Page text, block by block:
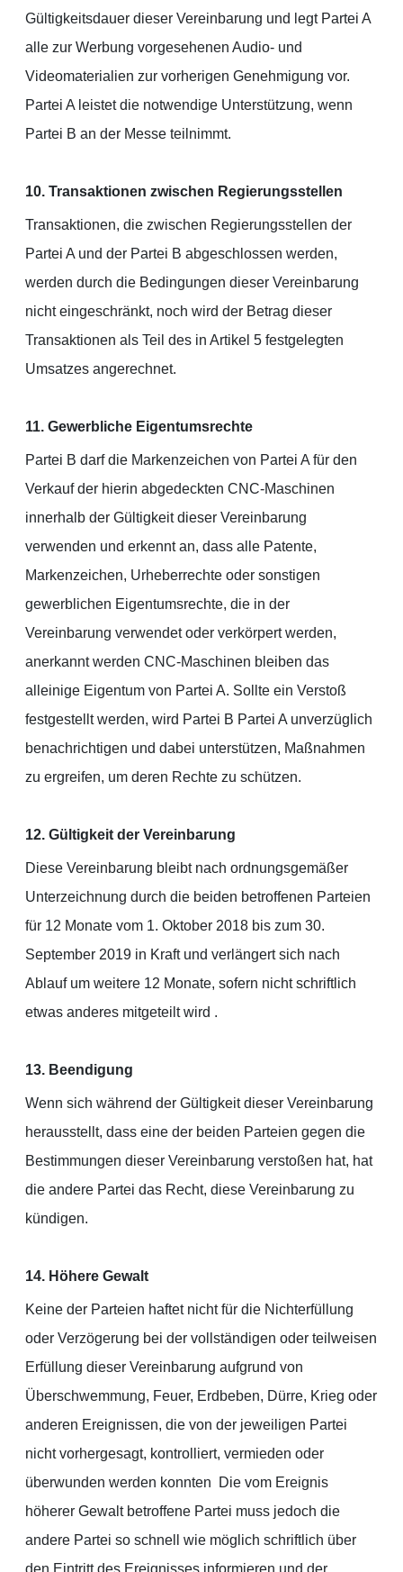
Gültigkeitsdauer dieser Vereinbarung und legt Partei A
alle zur Werbung vorgesehenen Audio- und
Videomaterialien zur vorherigen Genehmigung vor.
Partei A leistet die notwendige Unterstützung, wenn
Partei B an der Messe teilnimmt.
10. Transaktionen zwischen Regierungsstellen
Transaktionen, die zwischen Regierungsstellen der
Partei A und der Partei B abgeschlossen werden,
werden durch die Bedingungen dieser Vereinbarung
nicht eingeschränkt, noch wird der Betrag dieser
Transaktionen als Teil des in Artikel 5 festgelegten
Umsatzes angerechnet.
11. Gewerbliche Eigentumsrechte
Partei B darf die Markenzeichen von Partei A für den
Verkauf der hierin abgedeckten CNC-Maschinen
innerhalb der Gültigkeit dieser Vereinbarung
verwenden und erkennt an, dass alle Patente,
Markenzeichen, Urheberrechte oder sonstigen
gewerblichen Eigentumsrechte, die in der
Vereinbarung verwendet oder verkörpert werden,
anerkannt werden CNC-Maschinen bleiben das
alleinige Eigentum von Partei A. Sollte ein Verstoß
festgestellt werden, wird Partei B Partei A unverzüglich
benachrichtigen und dabei unterstützen, Maßnahmen
zu ergreifen, um deren Rechte zu schützen.
12. Gültigkeit der Vereinbarung
Diese Vereinbarung bleibt nach ordnungsgemäßer
Unterzeichnung durch die beiden betroffenen Parteien
für 12 Monate vom 1. Oktober 2018 bis zum 30.
September 2019 in Kraft und verlängert sich nach
Ablauf um weitere 12 Monate, sofern nicht schriftlich
etwas anderes mitgeteilt wird .
13. Beendigung
Wenn sich während der Gültigkeit dieser Vereinbarung
herausstellt, dass eine der beiden Parteien gegen die
Bestimmungen dieser Vereinbarung verstoßen hat, hat
die andere Partei das Recht, diese Vereinbarung zu
kündigen.
14. Höhere Gewalt
Keine der Parteien haftet nicht für die Nichterfüllung
oder Verzögerung bei der vollständigen oder teilweisen
Erfüllung dieser Vereinbarung aufgrund von
Überschwemmung, Feuer, Erdbeben, Dürre, Krieg oder
anderen Ereignissen, die von der jeweiligen Partei
nicht vorhergesagt, kontrolliert, vermieden oder
überwunden werden konnten Die vom Ereignis
höherer Gewalt betroffene Partei muss jedoch die
andere Partei so schnell wie möglich schriftlich über